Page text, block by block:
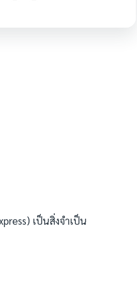
เป็นสิ่งจำเป็น